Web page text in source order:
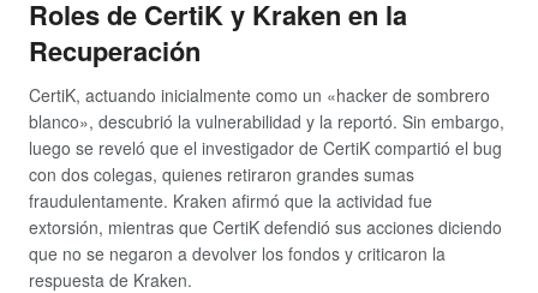
Roles de CertiK y Kraken en la
Recuperación
CertiK, actuando inicialmente como un «hacker de sombrero
blanco», descubrió la vulnerabilidad y la reportó. Sin embargo,
luego se reveló que el investigador de CertiK compartió el bug
con dos colegas, quienes retiraron grandes sumas
fraudulentamente. Kraken afirmó que la actividad fue
extorsión, mientras que CertiK defendió sus acciones diciendo
que no se negaron a devolver los fondos y criticaron la
respuesta de Kraken.